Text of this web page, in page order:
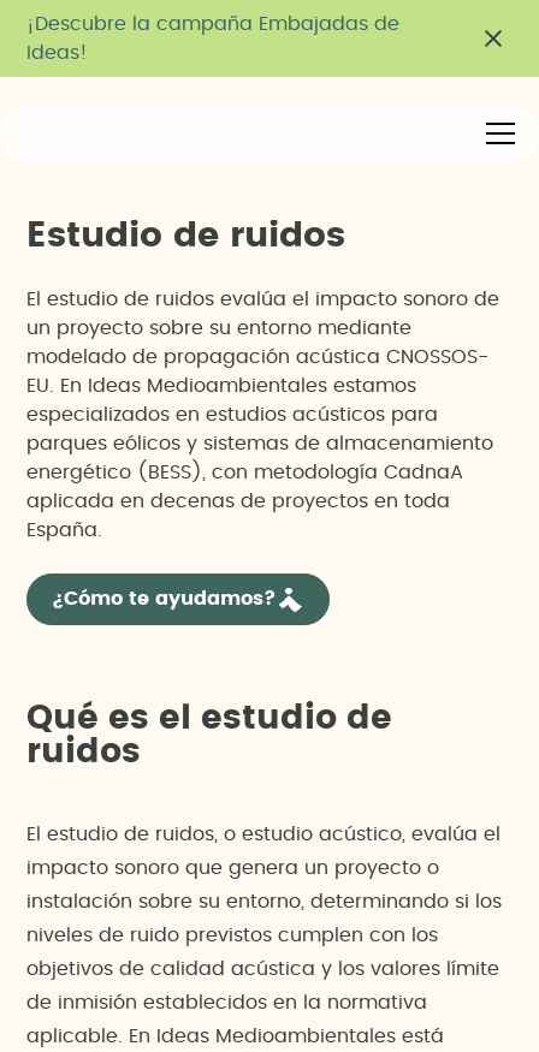
¡Descubre la campaña Embajadas de
Ideas!
Estudio de ruidos
El estudio de ruidos evalúa el impacto sonoro de
un proyecto sobre su entorno mediante
modelado de propagación acústica CNOSSOS-
EU. En Ideas Medioambientales estamos
especializados en estudios acústicos para
parques eólicos y sistemas de almacenamiento
energético (BESS), con metodología CadnaA
aplicada en decenas de proyectos en toda
España.
¿Cómo te ayudamos?
Qué es el estudio de
ruidos
El estudio de ruidos, o estudio acústico, evalúa el
impacto sonoro que genera un proyecto o
instalación sobre su entorno, determinando si los
niveles de ruido previstos cumplen con los
objetivos de calidad acústica y los valores límite
de inmisión establecidos en la normativa
aplicable. En Ideas Medioambientales está